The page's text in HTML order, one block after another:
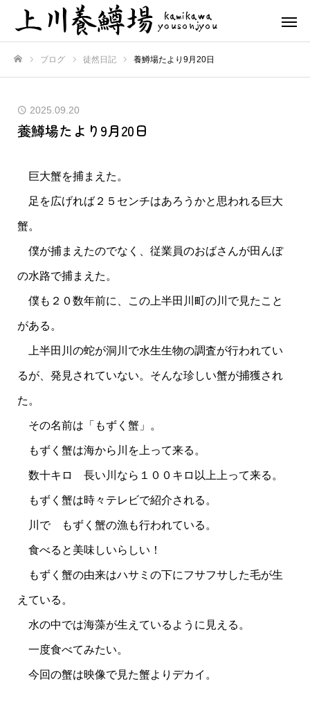
ブログ 徒然日記 養鱒場たより9月20日
2025.09.20
養鱒場たより9月20日
巨大蟹を捕まえた。
足を広げれば２５センチはあろうかと思われる巨大
蟹。
僕が捕まえたのでなく、従業員のおばさんが田んぼ
の水路で捕まえた。
僕も２０数年前に、この上半田川町の川で見たこと
がある。
上半田川の蛇が洞川で水生生物の調査が行われてい
るが、発見されていない。そんな珍しい蟹が捕獲され
た。
その名前は「もずく蟹」。
もずく蟹は海から川を上って来る。
数十キロ 長い川なら１００キロ以上上って来る。
もずく蟹は時々テレビで紹介される。
川で もずく蟹の漁も行われている。
食べると美味しいらしい！
もずく蟹の由来はハサミの下にフサフサした毛が生
えている。
水の中では海藻が生えているように見える。
一度食べてみたい。
今回の蟹は映像で見た蟹よりデカイ。